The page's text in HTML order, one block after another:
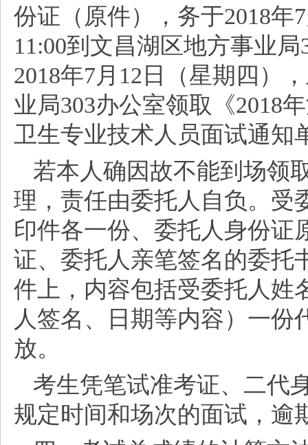
份证（原件），务于2018年
11:00到文昌湖区地方事业
2018年7月12日（星期四）
业局303办公室领取《2018
卫生专业技术人员面试通知
若本人确因故不能到场领
理，责任由委托人自负。受
印件各一份、委托人身份证
证、委托人亲笔签名的委托
件上，内容包括受委托人姓
人签名、日期等内容）一份
放。
考生凭笔试准考证、二代
规定时间和场次的面试，逾